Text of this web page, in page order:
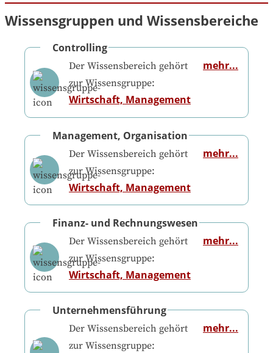
Wissensgruppen und Wissensbereiche
Controlling
Der Wissensbereich gehört
zur Wissensgruppe:
Wirtschaft, Management
mehr...
Management, Organisation
Der Wissensbereich gehört
zur Wissensgruppe:
Wirtschaft, Management
mehr...
Finanz- und Rechnungswesen
Der Wissensbereich gehört
zur Wissensgruppe:
Wirtschaft, Management
mehr...
Unternehmensführung
Der Wissensbereich gehört
zur Wissensgruppe:
mehr...